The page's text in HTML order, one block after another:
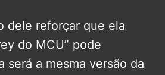
dele reforçar que ela
do MCU” pode
será a mesma versão da